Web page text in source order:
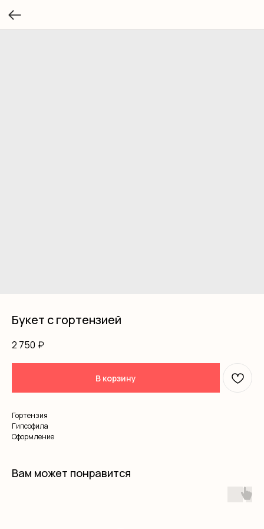
Букет с гортензией
2 750 ₽
В корзину
Гортензия
Гипсофила
Оформление
Вам может понравится